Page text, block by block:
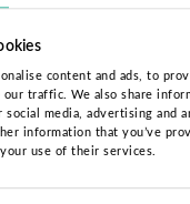
content and ads, to
our traffic. We also share
media, advertising and
information that you’ve
use of their services.